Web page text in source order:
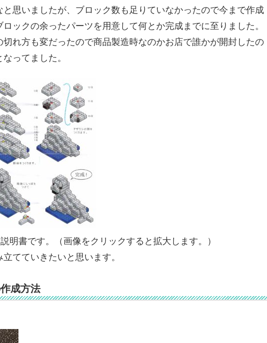
思いましたが、ブロック数も足りていなかったので今まで作成
ックの余ったパーツを用意して何とか完成までに至りました。
れ方も変だったので商品製造時なのかお店で誰かが開封したの
ってました。
明書です。（画像をクリックすると拡大します。）
てていきたいと思います。
成方法